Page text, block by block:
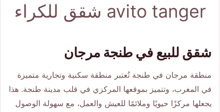
avito tanger شقق للكراء
شقق للبيع في طنجة مرجان
منطقة مرجان في طنجة تُعتبر منطقة سكنية وتجارية متميزة
في المغرب، وتتميز بموقعها المركزي في قلب مدينة طنجة. هذا
يجعلها مركزًا حيويًا وملائمًا للعيش والعمل، مع سهولة الوصول